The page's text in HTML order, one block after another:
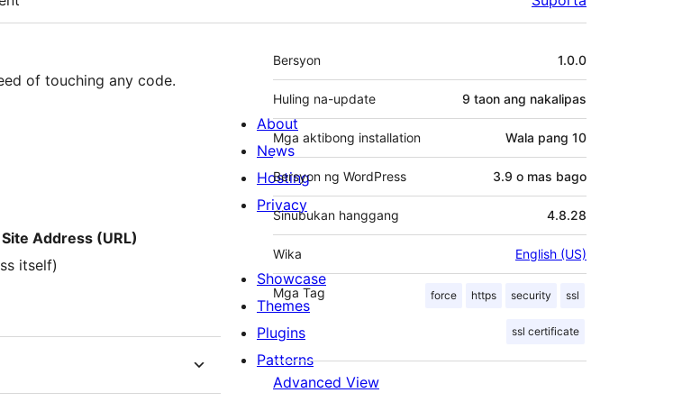
of touching any code.
Address (URL)
itself)
Meta
Bersyon 1.0.0
Huling na-update 9 taon ang nakalipas
Mga aktibong installation Wala pang 10
Bersyon ng WordPress 3.9 o mas bago
Sinubukan hanggang 4.8.28
Wika English (US)
Mga Tag force https security ssl
ssl certificate
Advanced View
About
News
Hosting
Privacy
Showcase
Themes
Plugins
Patterns